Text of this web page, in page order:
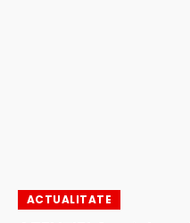
ACTUALITATE